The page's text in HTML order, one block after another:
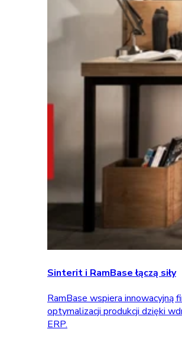
Sinterit i RamBase łączą siły
RamBase wspiera innowacyjną
optymalizacji produkcji dzięki
ERP.